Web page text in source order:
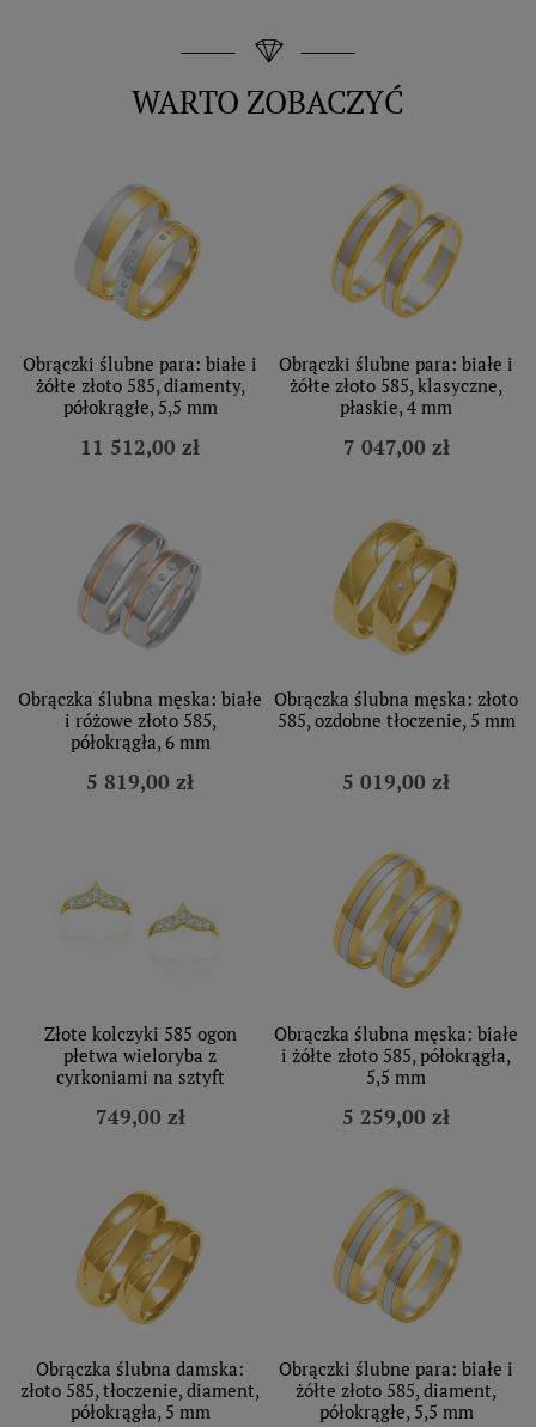
WARTO ZOBACZYĆ
Obrączki ślubne para: białe i
żółte złoto 585, diamenty,
półokrągłe, 5,5 mm
11 512,00 zł
Obrączki ślubne para: białe i
żółte złoto 585, klasyczne,
płaskie, 4 mm
7 047,00 zł
Obrączka ślubna męska: białe
i różowe złoto 585,
półokrągła, 6 mm
5 819,00 zł
Obrączka ślubna męska: złoto
585, ozdobne tłoczenie, 5 mm
5 019,00 zł
Złote kolczyki 585 ogon
płetwa wieloryba z
cyrkoniami na sztyft
749,00 zł
Obrączka ślubna męska: białe
i żółte złoto 585, półokrągła,
5,5 mm
5 259,00 zł
Obrączka ślubna damska:
złoto 585, tłoczenie, diament,
półokrągła, 5 mm
Obrączki ślubne para: białe i
żółte złoto 585, diament,
półokrągłe, 5,5 mm